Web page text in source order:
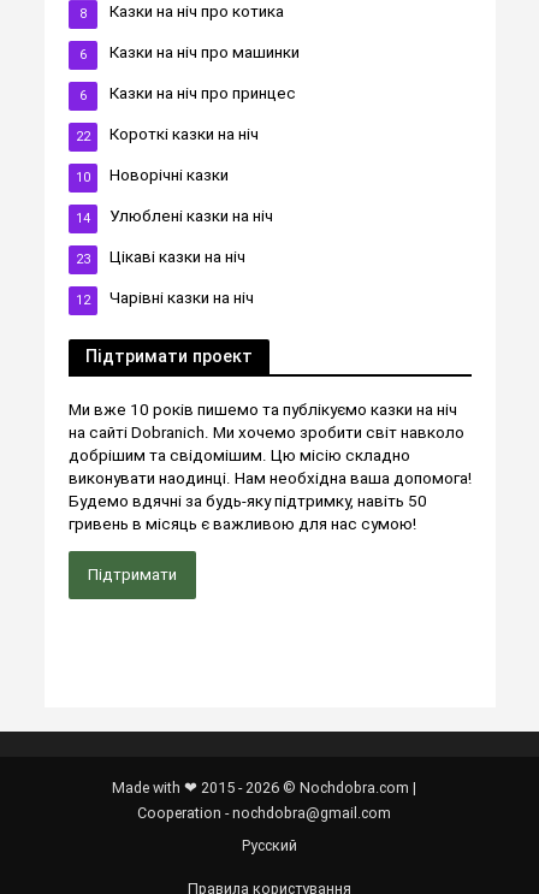
Казки на ніч про котика
8
Казки на ніч про машинки
6
Казки на ніч про принцес
6
Короткі казки на ніч
22
Новорічні казки
10
Улюблені казки на ніч
14
Цікаві казки на ніч
23
Чарівні казки на ніч
12
Підтримати проект
Ми вже 10 років пишемо та публікуємо казки на ніч
на сайті Dobranich. Ми хочемо зробити світ навколо
добрішим та свідомішим. Цю місію складно
виконувати наодинці. Нам необхідна ваша допомога!
Будемо вдячні за будь-яку підтримку, навіть 50
гривень в місяць є важливою для нас сумою!
Підтримати
Made with ❤ 2015 - 2026 © Nochdobra.com |
Cooperation - nochdobra@gmail.com
Русский
Правила користування